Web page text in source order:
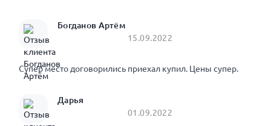
Богданов Артём
15.09.2022
Супер место договорились приехал купил. Цены супер.
Дарья
01.09.2022